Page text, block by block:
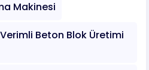
Makinesi
Beton Blok Üretimi